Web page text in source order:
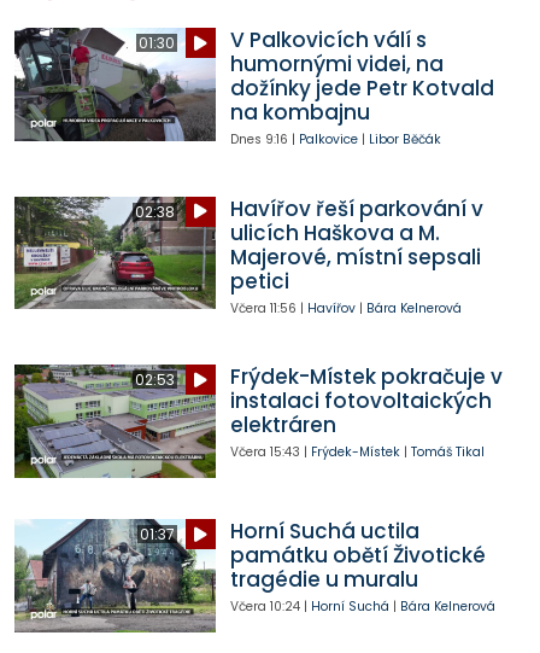
01:30
V Palkovicích válí s
humornými videi, na
dožínky jede Petr Kotvald
na kombajnu
Dnes 9:16 | Palkovice| Libor Běčák
02:38
Havířov řeší parkování v
ulicích Haškova a M.
Majerové, místní sepsali
petici
Včera 11:56 | Havířov| Bára Kelnerová
02:53
Frýdek-Místek pokračuje v
instalaci fotovoltaických
elektráren
Včera 15:43 | Frýdek-Místek| Tomáš Tikal
01:37
Horní Suchá uctila
památku obětí Životické
tragédie u muralu
Včera 10:24| Horní Suchá | Bára Kelnerová